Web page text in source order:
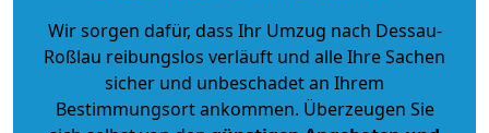
Wir sorgen dafür, dass Ihr Umzug nach Dessau-
Roßlau reibungslos verläuft und alle Ihre Sachen
sicher und unbeschadet an Ihrem
Bestimmungsort ankommen. Überzeugen Sie